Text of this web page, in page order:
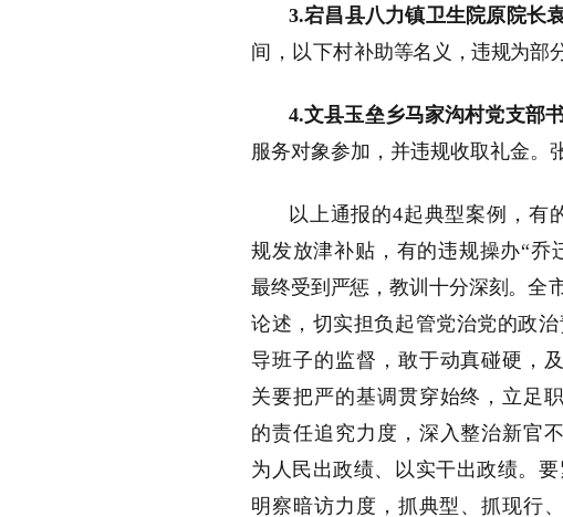
3.宕昌县八力镇卫生院原院长
间，以下村补助等名义，违规为部
4.文县玉垒乡马家沟村党支部
服务对象参加，并违规收取礼金。
以上通报的4起典型案例 ， 有
规发放津补贴，有的违规操办“乔
最终受到严惩，教训十分深刻。全
论述，切实担负起管党治党的政
导班子的监督，敢于动真碰硬，
关要把严的基调贯穿始终，立足
的责任追究力度，深入整治新官
为人民出政绩、以实干出政绩。
明察暗访力度，抓典型、抓现行